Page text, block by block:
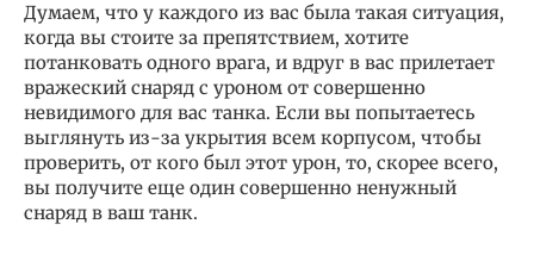
Думаем, что у каждого из вас была такая ситуация,
когда вы стоите за препятствием, хотите
потанковать одного врага, и вдруг в вас прилетает
вражеский снаряд с уроном от совершенно
невидимого для вас танка. Если вы попытаетесь
выглянуть из-за укрытия всем корпусом, чтобы
проверить, от кого был этот урон, то, скорее всего,
вы получите еще один совершенно ненужный
снаряд в ваш танк.